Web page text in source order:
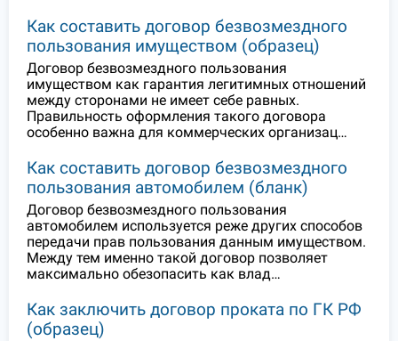
Как составить договор безвозмездного
пользования имуществом (образец)
Договор безвозмездного пользования
имуществом как гарантия легитимных отношений
между сторонами не имеет себе равных.
Правильность оформления такого договора
особенно важна для коммерческих организац…
Как составить договор безвозмездного
пользования автомобилем (бланк)
Договор безвозмездного пользования
автомобилем используется реже других способов
передачи прав пользования данным имуществом.
Между тем именно такой договор позволяет
максимально обезопасить как влад…
Как заключить договор проката по ГК РФ
(образец)